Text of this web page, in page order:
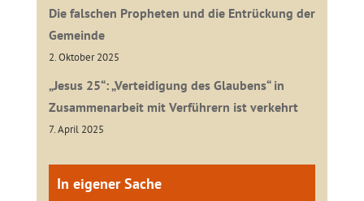
Die falschen Propheten und die Entrückung der
Gemeinde
2. Oktober 2025
„Jesus 25“: „Verteidigung des Glaubens“ in
Zusammenarbeit mit Verführern ist verkehrt
7. April 2025
In eigener Sache